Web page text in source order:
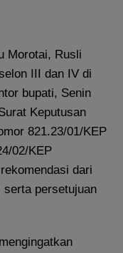
Morotai, Rusli
III dan IV di
bupati, Senin
Keputusan
821.23/01/KEP
02/KEP
dari
serta persetujuan